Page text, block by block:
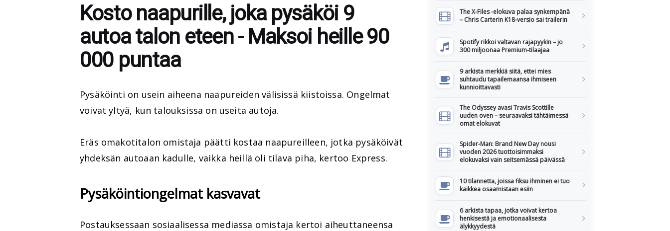
Kosto naapurille, joka pysäköi 9
autoa talon eteen - Maksoi heille 90
000 puntaa
Pysäköinti on usein aiheena naapureiden välisissä kiistoissa. Ongelmat
voivat yltyä, kun talouksissa on useita autoja.
Eräs omakotitalon omistaja päätti kostaa naapureilleen, jotka pysäköivät
yhdeksän autoaan kadulle, vaikka heillä oli tilava piha, kertoo Express.
Pysäköintiongelmat kasvavat
Postauksessaan sosiaalisessa mediassa omistaja kertoi aiheuttaneensa
The X-Files -elokuva palaa synkempänä
– Chris Carterin K18-versio sai trailerin
Spotify rikkoi valtavan rajapyykin – jo
300 miljoonaa Premium-tilaajaa
9 arkista merkkiä siitä, ettei mies
suhtaudu tapailemaansa ihmiseen
kunnioittavasti
The Odyssey avasi Travis Scottille
uuden oven – seuraavaksi tähtäimessä
omat elokuvat
Spider-Man: Brand New Day nousi
vuoden 2026 tuottoisimmaksi
elokuvaksi vain seitsemässä päivässä
10 tilannetta, joissa fiksu ihminen ei tuo
kaikkea osaamistaan esiin
6 arkista tapaa, jotka voivat kertoa
henkisestä ja emotionaalisesta
älykkyydestä